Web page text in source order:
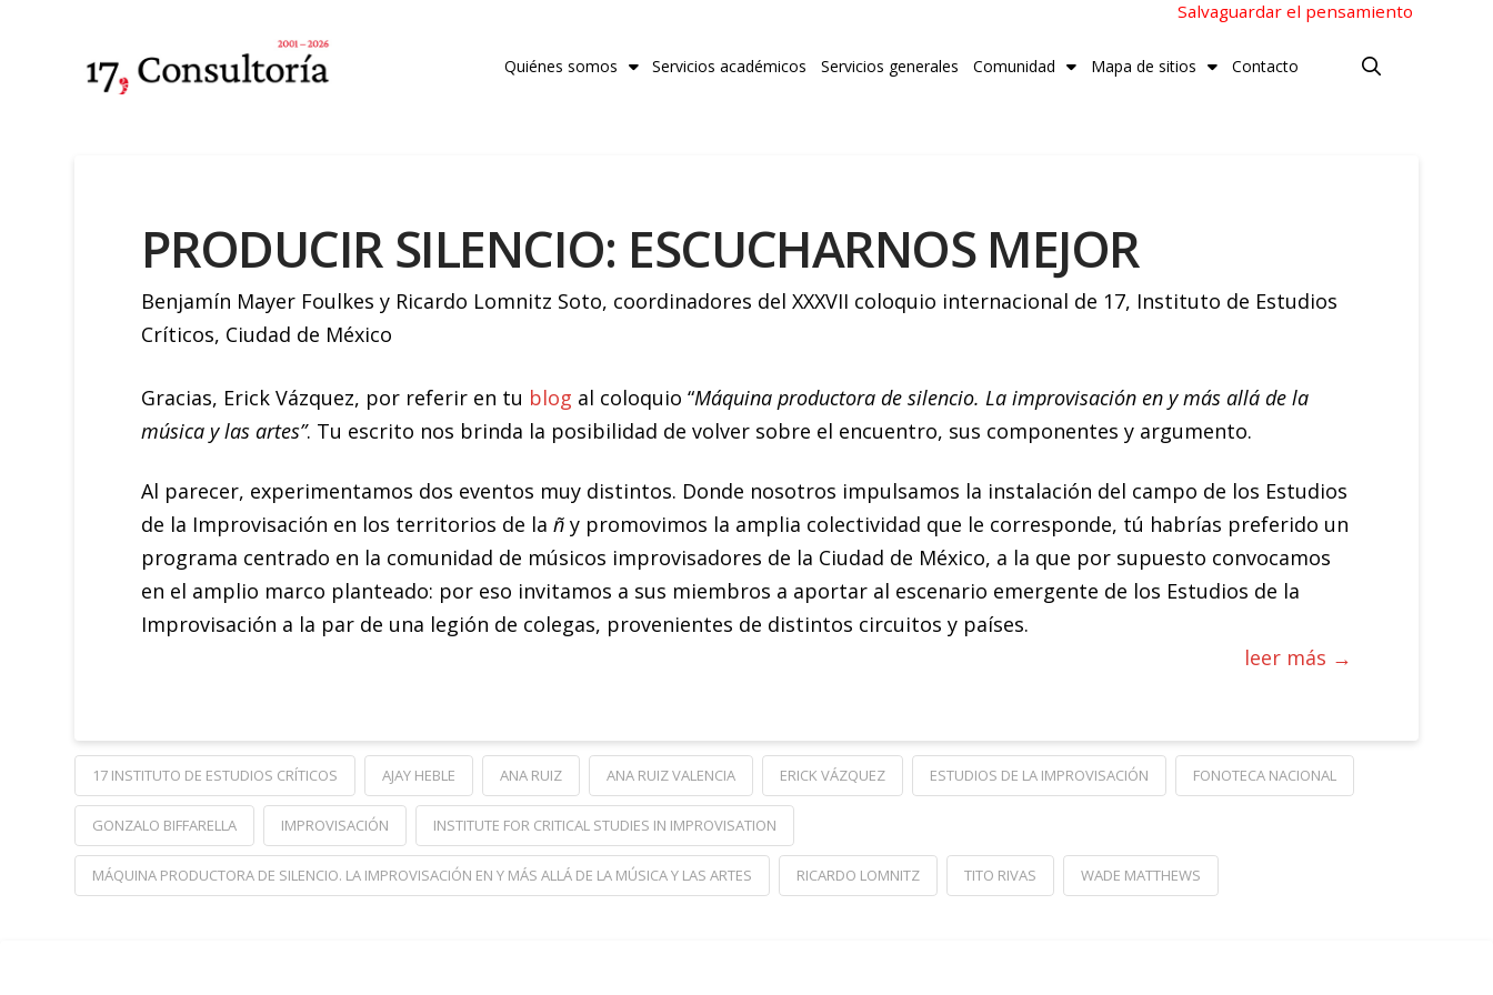
Salvaguardar el pensamiento
Quiénes somos Servicios académicos Servicios generales Comunidad Mapa de sitios Contacto
PRODUCIR SILENCIO: ESCUCHARNOS MEJOR
Benjamín Mayer Foulkes y Ricardo Lomnitz Soto, coordinadores del XXXVII coloquio internacional de 17, Instituto de Estudios
Críticos, Ciudad de México
Gracias, Erick Vázquez, por referir en tu blog al coloquio “Máquina productora de silencio. La improvisación en y más allá de la
música y las artes”. Tu escrito nos brinda la posibilidad de volver sobre el encuentro, sus componentes y argumento.
Al parecer, experimentamos dos eventos muy distintos. Donde nosotros impulsamos la instalación del campo de los Estudios
de la Improvisación en los territorios de lañ y promovimos la amplia colectividad que le corresponde, tú habrías preferido un
programa centrado en la comunidad de músicos improvisadores de la Ciudad de México, a la que por supuesto convocamos
en el amplio marco planteado: por eso invitamos a sus miembros a aportar al escenario emergente de los Estudios de la
Improvisación a la par de una legión de colegas, provenientes de distintos circuitos y países.
leer más →
17 INSTITUTO DE ESTUDIOS CRÍTICOS AJAY HEBLE ANA RUIZ ANA RUIZ VALENCIA ERICK VÁZQUEZ ESTUDIOS DE LA IMPROVISACIÓN FONOTECA NACIONAL
GONZALO BIFFARELLA IMPROVISACIÓN INSTITUTE FOR CRITICAL STUDIES IN IMPROVISATION
MÁQUINA PRODUCTORA DE SILENCIO. LA IMPROVISACIÓN EN Y MÁS ALLÁ DE LA MÚSICA Y LAS ARTES RICARDO LOMNITZ TITO RIVAS WADE MATTHEWS